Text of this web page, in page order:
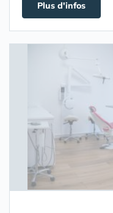
Plus d'infos